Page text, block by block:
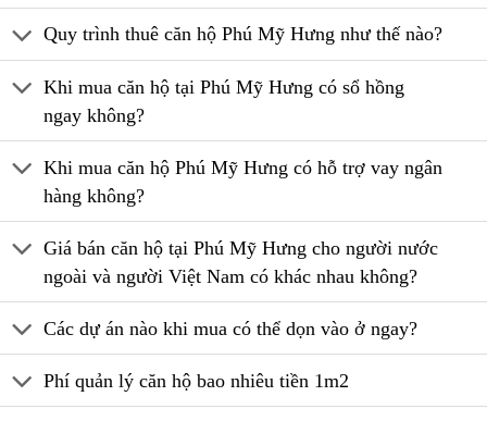
Quy trình thuê căn hộ Phú Mỹ Hưng như thế nào?
Khi mua căn hộ tại Phú Mỹ Hưng có sổ hồng
ngay không?
Khi mua căn hộ Phú Mỹ Hưng có hỗ trợ vay ngân
hàng không?
Giá bán căn hộ tại Phú Mỹ Hưng cho người nước
ngoài và người Việt Nam có khác nhau không?
Các dự án nào khi mua có thể dọn vào ở ngay?
Phí quản lý căn hộ bao nhiêu tiền 1m2